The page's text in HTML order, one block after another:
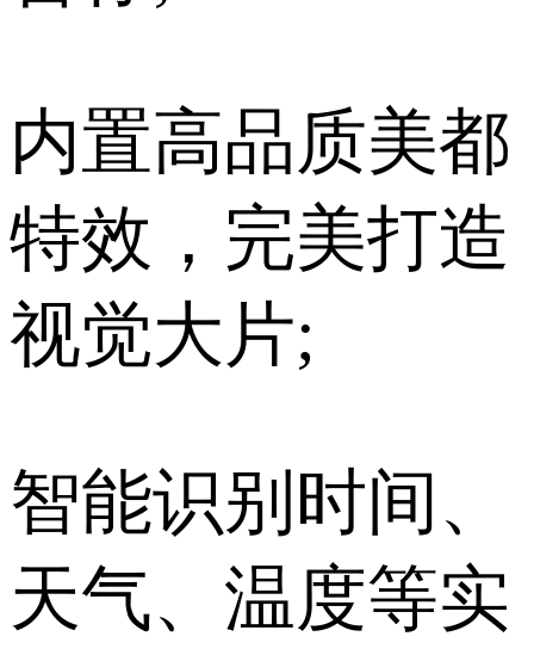
内置高品质美都
特效，完美打造
视觉大片;
智能识别时间、
天气、温度等实